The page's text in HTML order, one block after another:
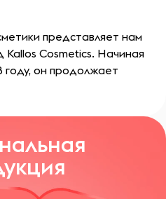
представляет нам
Cosmetics. Начиная
году, он продолжает
качеством.
линейки не только
страсть к искусству